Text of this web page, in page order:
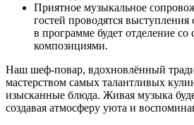
Приятное музыкальное
гостей проводятся
в программе будет отделение
композициями.
Наш шеф-повар, вдохновлённый
мастерством самых талантливых
изысканные блюда. Живая музыка
создавая атмосферу уюта и